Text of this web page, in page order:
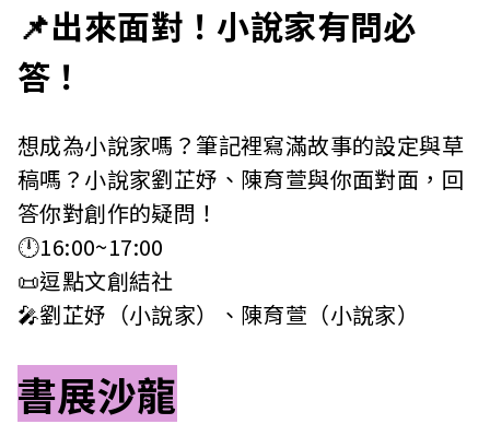
📌出來面對！小說家有問必
答！
想成為小說家嗎？筆記裡寫滿故事的設定與草
稿嗎？小說家劉芷妤、陳育萱與你面對面，回
答你對創作的疑問！
🕛16:00~17:00
📜逗點文創結社
🎤劉芷妤（小說家）、陳育萱（小說家）
書展沙龍